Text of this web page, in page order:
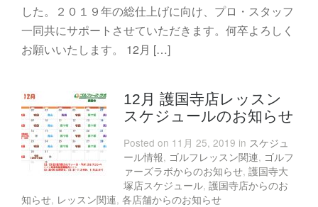
した。２０１９年の総仕上げに向け、プロ・スタッフ
一同共にサポートさせていただきます。何卒よろしく
お願いいたします。 12月 […]
12月 護国寺店レッスン
スケジュールのお知らせ
Posted on 11月 25, 2019 in スケジュ
ール情報, ゴルフレッスン関連, ゴルフ
ァーズラボからのお知らせ, 護国寺大
塚店スケジュール, 護国寺店からのお
知らせ, レッスン関連, 各店舗からのお知らせ